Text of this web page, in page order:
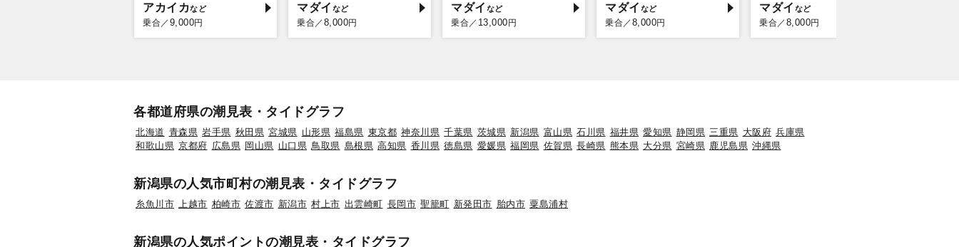
アカイカ
乗合／ 9,000円
マダイ
乗合／ 8,000円
マダイ
乗合／ 13,000 円
マダイ
乗合／ 8,000円
マダイ
乗合／ 8,000円
各都道府県の潮見表・タイドグラフ
北海道 青森県 岩手県 秋田県 宮城県 山形県 福島県 東京都 神奈川県 千葉県 茨城県 新潟県 富山県 石川県 福井県 愛知県 静岡県 三重県 大阪府 兵庫県
和歌山県 京都府 広島県 岡山県 山口県 鳥取県 島根県 高知県 香川県 徳島県 愛媛県 福岡県 佐賀県 長崎県 熊本県 大分県 宮崎県 鹿児島県 沖縄県
新潟県の人気市町村の潮見表・タイドグラフ
糸魚川市 上越市 柏崎市 佐渡市 新潟市 村上市 出雲崎町 長岡市 聖籠町 新発田市 胎内市 粟島浦村
新潟県の人気ポイントの潮見表・タイドグラフ